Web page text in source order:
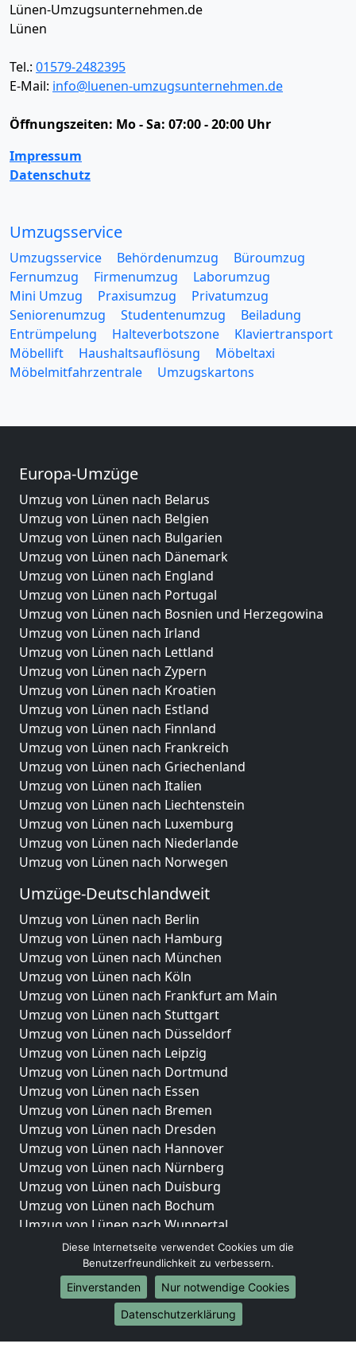
Lünen-Umzugsunternehmen.de
Lünen
Tel.: 01579-2482395
E-Mail: info@luenen-umzugsunternehmen.de
Öffnungszeiten: Mo - Sa: 07:00 - 20:00 Uhr
Impressum
Datenschutz
Umzugsservice
Umzugsservice Behördenumzug
Büroumzug
Fernumzug
Firmenumzug
Laborumzug
Mini Umzug
Praxisumzug
Privatumzug
Seniorenumzug
Studentenumzug
Beiladung
Entrümpelung
Halteverbotszone
Klaviertransport
Möbellift
Haushaltsauflösung
Möbeltaxi
Möbelmitfahrzentrale
Umzugskartons
Europa-Umzüge
Umzug von Lünen nach Belarus
Umzug von Lünen nach Belgien
Umzug von Lünen nach Bulgarien
Umzug von Lünen nach Dänemark
Umzug von Lünen nach England
Umzug von Lünen nach Portugal
Umzug von Lünen nach Bosnien und Herzegowina
Umzug von Lünen nach Irland
Umzug von Lünen nach Lettland
Umzug von Lünen nach Zypern
Umzug von Lünen nach Kroatien
Umzug von Lünen nach Estland
Umzug von Lünen nach Finnland
Umzug von Lünen nach Frankreich
Umzug von Lünen nach Griechenland
Umzug von Lünen nach Italien
Umzug von Lünen nach Liechtenstein
Umzug von Lünen nach Luxemburg
Umzug von Lünen nach Niederlande
Umzug von Lünen nach Norwegen
Umzüge-Deutschlandweit
Umzug von Lünen nach Berlin
Umzug von Lünen nach Hamburg
Umzug von Lünen nach München
Umzug von Lünen nach Köln
Umzug von Lünen nach Frankfurt am Main
Umzug von Lünen nach Stuttgart
Umzug von Lünen nach Düsseldorf
Umzug von Lünen nach Leipzig
Umzug von Lünen nach Dortmund
Umzug von Lünen nach Essen
Umzug von Lünen nach Bremen
Umzug von Lünen nach Dresden
Umzug von Lünen nach Hannover
Umzug von Lünen nach Nürnberg
Umzug von Lünen nach Duisburg
Umzug von Lünen nach Bochum
Umzug von Lünen nach Wuppertal
Umzug von Lünen nach Bielefeld
Umzug von Lünen nach Bonn
Umzug von Lünen nach Münster
Internationale-Umzüge
Umzug von Lünen nach Brasilien
Diese Internetseite verwendet Cookies um die
Benutzerfreundlichkeit zu verbessern.
Einverstanden
Nur notwendige Cookies
Datenschutzerklärung